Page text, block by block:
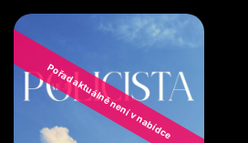
Pořad aktuálně není v nabídce